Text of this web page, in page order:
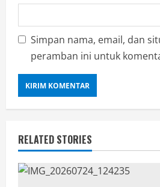
Simpan nama, email, dan
peramban ini untuk
RELATED STORIES